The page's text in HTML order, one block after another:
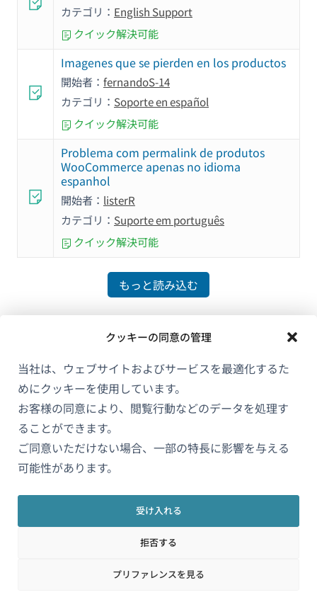
クッキーの同意の管理
当社は、ウェブサイトおよびサービスを最適化するた
めにクッキーを使用しています。
お客様の同意により、閲覧行動などのデータを処理す
ることができます。
ご同意いただけない場合、一部の特長に影響を与える
可能性があります。
受け入れる
拒否する
プリファレンスを見る
カテゴリ： English Support
クイック解決可能
Imagenes que se pierden en los productos
開始者： fernandoS-14
カテゴリ： Soporte en español
クイック解決可能
Problema com permalink de produtos
WooCommerce apenas no idioma
espanhol
開始者： listerR
カテゴリ： Suporte em português
クイック解決可能
もっと読み込む
OnTheGoSystems Limited
WPMLについて
GDPRおよびプライバシーポリシー
チームに参加（新
ィ
（新
し
ウ
（新
し
ウ
（新
ウ